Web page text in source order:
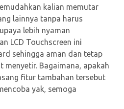
kalian memutar
lainnya tanpa harus
lebih nyaman
LCD Touchscreen ini
sehingga aman dan tetap
menyetir. Bagaimana, apakah
fitur tambahan tersebut
yak, semoga